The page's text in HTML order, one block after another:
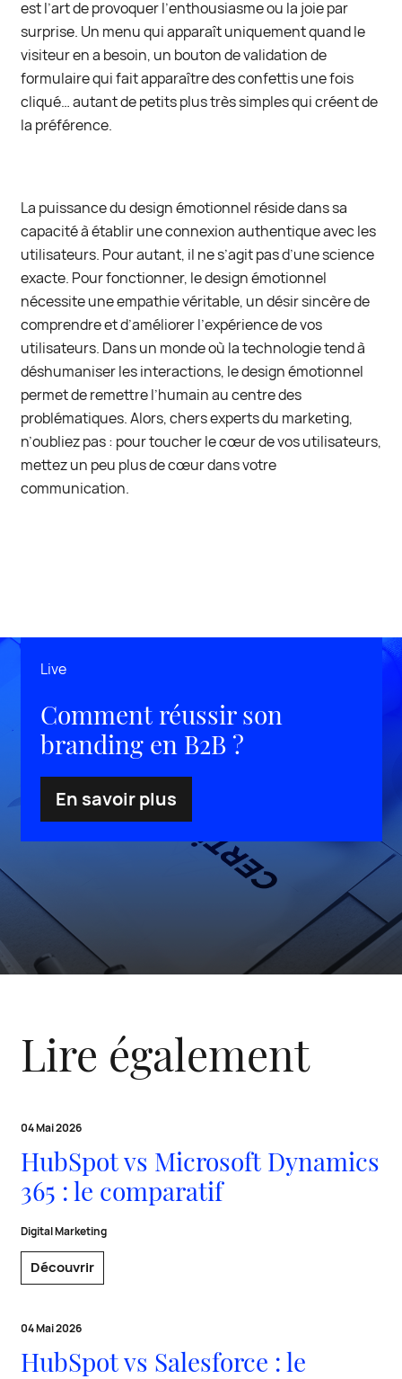
est l’art de provoquer l’enthousiasme ou la joie par
surprise. Un menu qui apparaît uniquement quand le
visiteur en a besoin, un bouton de validation de
formulaire qui fait apparaître des confettis une fois
cliqué… autant de petits plus très simples qui créent de
la préférence.
La puissance du design émotionnel réside dans sa
capacité à établir une connexion authentique avec les
utilisateurs. Pour autant, il ne s’agit pas d’une science
exacte. Pour fonctionner, le design émotionnel
nécessite une empathie véritable, un désir sincère de
comprendre et d’améliorer l’expérience de vos
utilisateurs. Dans un monde où la technologie tend à
déshumaniser les interactions, le design émotionnel
permet de remettre l’humain au centre des
problématiques. Alors, chers experts du marketing,
n’oubliez pas : pour toucher le cœur de vos utilisateurs,
mettez un peu plus de cœur dans votre
communication.
Live
Comment réussir son
branding en B2B ?
En savoir plus
Lire également
04 Mai 2026
HubSpot vs Microsoft Dynamics
365 : le comparatif
Digital Marketing
Découvrir
04 Mai 2026
HubSpot vs Salesforce : le